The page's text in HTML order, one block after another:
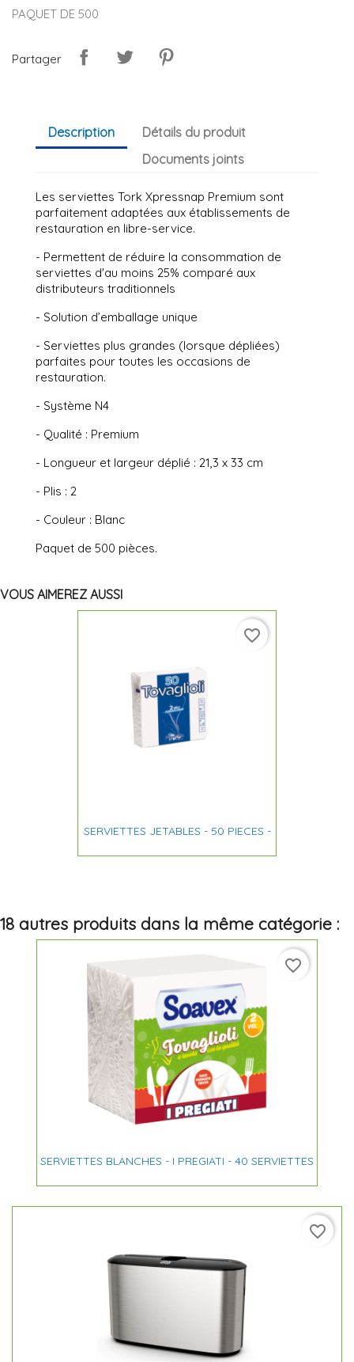
PAQUET DE 500
Partager
Description
Détails du produit
Documents joints
Les serviettes Tork Xpressnap Premium sont
parfaitement adaptées aux établissements de
restauration en libre-service.
- Permettent de réduire la consommation de
serviettes d'au moins 25% comparé aux
distributeurs traditionnels
- Solution d’emballage unique
- Serviettes plus grandes (lorsque dépliées)
parfaites pour toutes les occasions de
restauration.
- Système N4
- Qualité : Premium
- Longueur et largeur déplié : 21,3 x 33 cm
- Plis : 2
- Couleur : Blanc
Paquet de 500 pièces.
VOUS AIMEREZ AUSSI
SERVIETTES JETABLES - 50 PIECES -
favorite_border
18 autres produits dans la même catégorie :
SERVIETTES BLANCHES - I PREGIATI - 40 SERVIETTES
favorite_border
favorite_border